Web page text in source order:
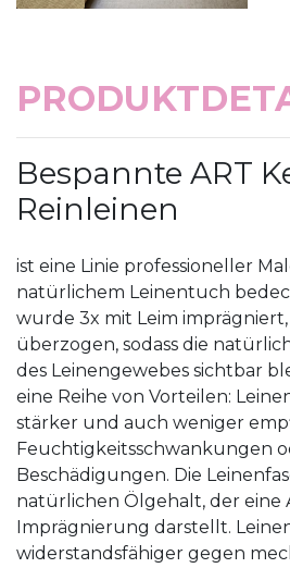
Bespannte ART
Reinleinen
ist eine Linie professioneller
natürlichem Leinentuch
wurde 3x mit Leim imprägniert,
überzogen, sodass die
des Leinengewebes sichtbar
eine Reihe von Vorteilen:
stärker und auch weniger
Feuchtigkeitsschwankungen
Beschädigungen. Die
natürlichen Ölgehalt, der eine
Imprägnierung darstellt.
widerstandsfähiger gegen